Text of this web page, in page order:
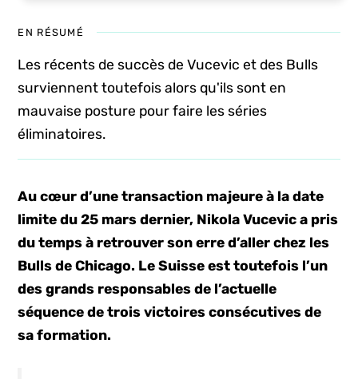
EN RÉSUMÉ
Les récents de succès de Vucevic et des Bulls
surviennent toutefois alors qu'ils sont en
mauvaise posture pour faire les séries
éliminatoires.
Au cœur d’une transaction majeure à la date
limite du 25 mars dernier, Nikola Vucevic a pris
du temps à retrouver son erre d’aller chez les
Bulls de Chicago. Le Suisse est toutefois l’un
des grands responsables de l’actuelle
séquence de trois victoires consécutives de
sa formation.